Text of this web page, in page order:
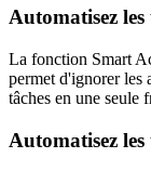
Automatisez les
La fonction Smart
permet d'ignorer les
tâches en une seule
Automatisez les